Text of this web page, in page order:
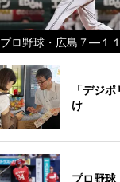
プロ野球・広島７―１
「デジ
け
プロ野